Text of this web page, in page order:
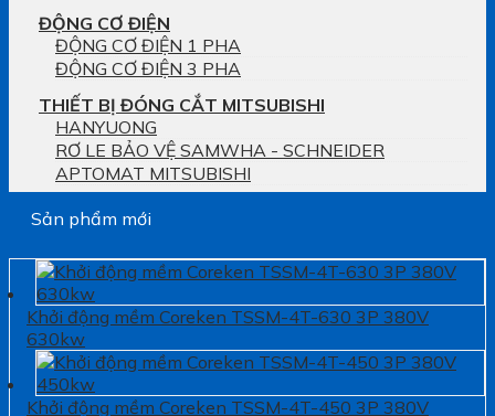
ĐỘNG CƠ ĐIỆN
ĐỘNG CƠ ĐIỆN 1 PHA
ĐỘNG CƠ ĐIỆN 3 PHA
THIẾT BỊ ĐÓNG CẮT MITSUBISHI
HANYUONG
RƠ LE BẢO VỆ SAMWHA - SCHNEIDER
APTOMAT MITSUBISHI
Sản phẩm mới
Khởi động mềm Coreken TSSM-4T-630 3P 380V
630kw
Khởi động mềm Coreken TSSM-4T-450 3P 380V